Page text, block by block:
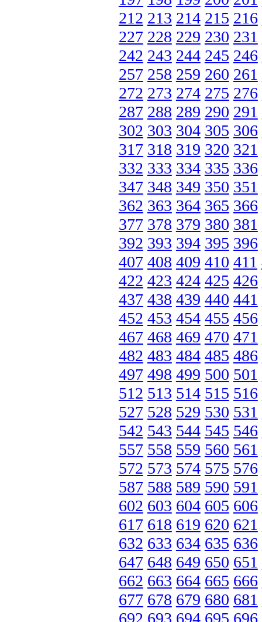
212 213 214 215 216
227 228 229 230 231
242 243 244 245 246
257 258 259 260 261
272 273 274 275 276
287 288 289 290 291
302 303 304 305 306
317 318 319 320 321
332 333 334 335 336
347 348 349 350 351
362 363 364 365 366
377 378 379 380 381
392 393 394 395 396
407 408 409 410 411
422 423 424 425 426
437 438 439 440 441
452 453 454 455 456
467 468 469 470 471
482 483 484 485 486
497 498 499 500 501
512 513 514 515 516
527 528 529 530 531
542 543 544 545 546
557 558 559 560 561
572 573 574 575 576
587 588 589 590 591
602 603 604 605 606
617 618 619 620 621
632 633 634 635 636
647 648 649 650 651
662 663 664 665 666
677 678 679 680 681
692 693 694 695 696